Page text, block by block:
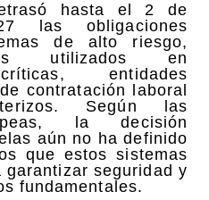
hasta el 2 de
las obligaciones
de alto riesgo,
utilizados en
entidades
contratación laboral
Según las
la decisión
aún no ha definido
que estos sistemas
seguridad y
fundamentales.